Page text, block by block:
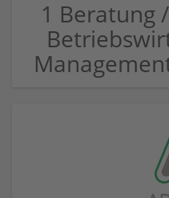
1 Beratung